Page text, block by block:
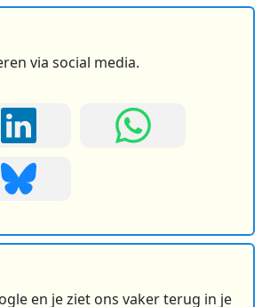
via social media.
en je ziet ons vaker terug in je